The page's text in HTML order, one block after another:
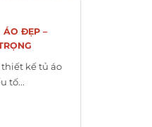
ÁO ĐẸP –
kế tủ áo
tố...